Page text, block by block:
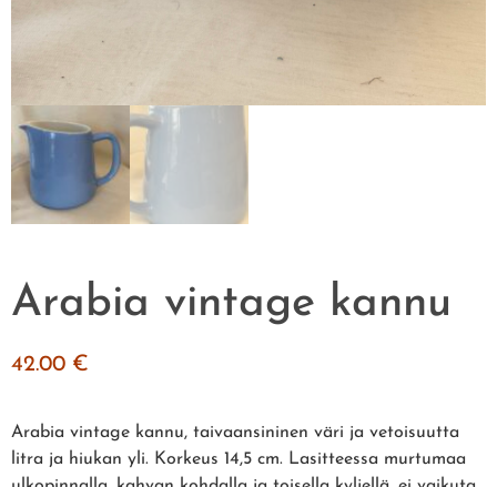
Arabia vintage kannu
42.00 €
Arabia vintage kannu, taivaansininen väri ja vetoisuutta
litra ja hiukan yli. Korkeus 14,5 cm. Lasitteessa murtumaa